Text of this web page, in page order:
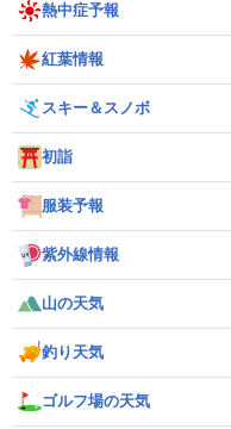
熱中症予報
紅葉情報
スキー＆スノボ
初詣
服装予報
紫外線情報
山の天気
釣り天気
ゴルフ場の天気